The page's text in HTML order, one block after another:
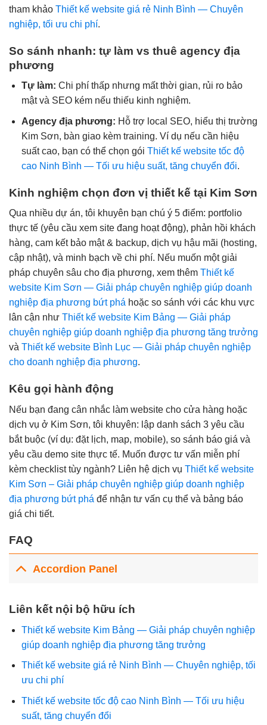
tham khảo Thiết kế website giá rẻ Ninh Bình — Chuyên
nghiệp, tối ưu chi phí.
So sánh nhanh: tự làm vs thuê agency địa
phương
Tự làm: Chi phí thấp nhưng mất thời gian, rủi ro bảo
mật và SEO kém nếu thiếu kinh nghiệm.
Agency địa phương: Hỗ trợ local SEO, hiểu thị trường
Kim Sơn, bàn giao kèm training. Ví dụ nếu cần hiệu
suất cao, bạn có thể chọn gói Thiết kế website tốc độ
cao Ninh Bình — Tối ưu hiệu suất, tăng chuyển đổi.
Kinh nghiệm chọn đơn vị thiết kế tại Kim Sơn
Qua nhiều dự án, tôi khuyên bạn chú ý 5 điểm: portfolio
thực tế (yêu cầu xem site đang hoạt động), phản hồi khách
hàng, cam kết bảo mật & backup, dịch vụ hậu mãi (hosting,
cập nhật), và minh bạch về chi phí. Nếu muốn một giải
pháp chuyên sâu cho địa phương, xem thêm Thiết kế
website Kim Sơn — Giải pháp chuyên nghiệp giúp doanh
nghiệp địa phương bứt phá hoặc so sánh với các khu vực
lân cận như Thiết kế website Kim Bảng — Giải pháp
chuyên nghiệp giúp doanh nghiệp địa phương tăng trưởng
và Thiết kế website Bình Lục — Giải pháp chuyên nghiệp
cho doanh nghiệp địa phương.
Kêu gọi hành động
Nếu bạn đang cân nhắc làm website cho cửa hàng hoặc
dịch vụ ở Kim Sơn, tôi khuyên: lập danh sách 3 yêu cầu
bắt buộc (ví dụ: đặt lịch, map, mobile), so sánh báo giá và
yêu cầu demo site thực tế. Muốn được tư vấn miễn phí
kèm checklist tùy ngành? Liên hệ dịch vụ Thiết kế website
Kim Sơn – Giải pháp chuyên nghiệp giúp doanh nghiệp
địa phương bứt phá để nhận tư vấn cụ thể và bảng báo
giá chi tiết.
FAQ
Accordion Panel
Liên kết nội bộ hữu ích
Thiết kế website Kim Bảng — Giải pháp chuyên nghiệp
giúp doanh nghiệp địa phương tăng trưởng
Thiết kế website giá rẻ Ninh Bình — Chuyên nghiệp, tối
ưu chi phí
Thiết kế website tốc độ cao Ninh Bình — Tối ưu hiệu
suất, tăng chuyển đổi